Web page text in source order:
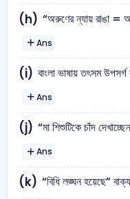
(h) “অরুণের ন্যায় রাঙা =
Ans
(i) বাংলা ভাষায় তৎসম
Ans
(j) “মা শিশুটিকে চাঁদ
Ans
(k) “বিধি লঙ্ঘন হয়েছে”